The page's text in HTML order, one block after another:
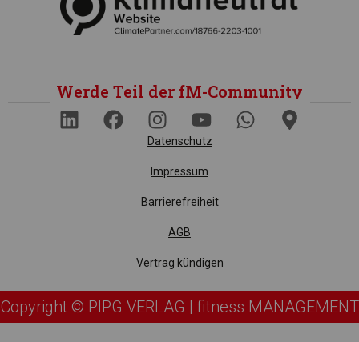
Werde Teil der fM-Community
Datenschutz
Impressum
Barrierefreiheit
AGB
Vertrag kündigen
Copyright © PIPG VERLAG | fitness MANAGEMENT